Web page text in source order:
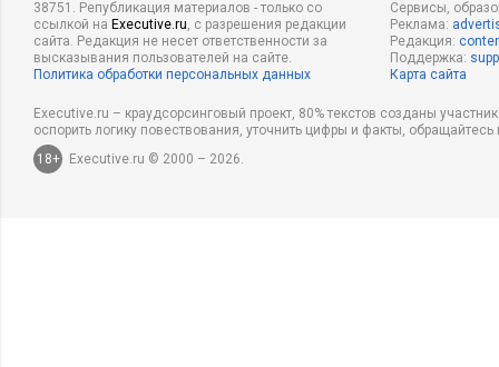
38751. Републикация материалов - только со
ссылкой на Executive.ru, с разрешения редакции
сайта. Редакция не несет ответственности за
высказывания пользователей на сайте.
Политика обработки персональных данных
Сервисы,
Реклама:
Редакция:
Поддержка:
Карта сайта
Executive.ru – краудсорсинговый проект, 80% текстов созданы
оспорить логику повествования, уточнить цифры и факты,
18+
Executive.ru © 2000 – 2026.